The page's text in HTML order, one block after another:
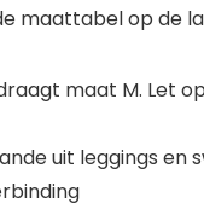
maattabel op de
maat M. Let
uit leggings en